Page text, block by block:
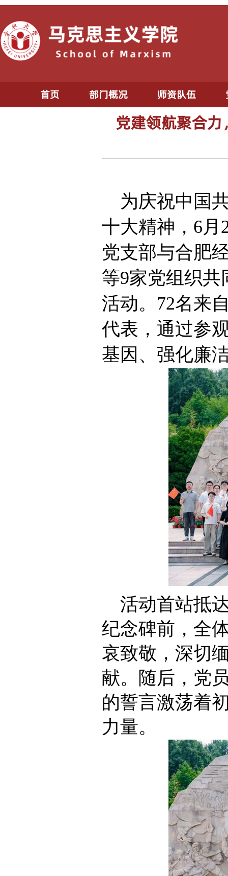
首页 部门概况 师资队伍
党建领航聚合
为庆祝中国
十大精神， 6月
党支部与合肥
等9家党组织共
活动。 72名来
代表，通过参
基因、强化廉
活动首站抵
纪念碑前，全
哀致敬，深切
献。随后，党
的誓言激荡着
力量。